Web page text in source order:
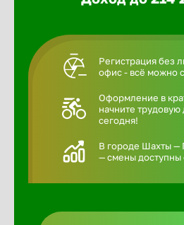
Регистрация без
офис - всё можно
Оформление в
начните трудовую
сегодня!
В городе Шахты —
— смены доступны